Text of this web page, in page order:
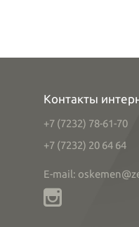
Контакты
+7 (7232) 78-61-70
+7 (7232) 20 64 64
E-mail: